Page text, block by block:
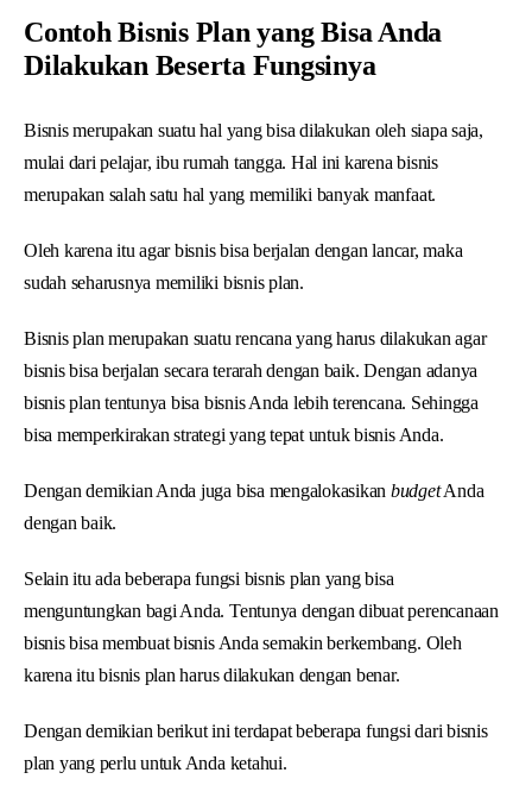
Contoh Bisnis Plan yang Bisa Anda
Dilakukan Beserta Fungsinya
Bisnis merupakan suatu hal yang bisa dilakukan oleh siapa saja,
mulai dari pelajar, ibu rumah tangga. Hal ini karena bisnis
merupakan salah satu hal yang memiliki banyak manfaat.
Oleh karena itu agar bisnis bisa berjalan dengan lancar, maka
sudah seharusnya memiliki bisnis plan.
Bisnis plan merupakan suatu rencana yang harus dilakukan agar
bisnis bisa berjalan secara terarah dengan baik. Dengan adanya
bisnis plan tentunya bisa bisnis Anda lebih terencana. Sehingga
bisa memperkirakan strategi yang tepat untuk bisnis Anda.
Dengan demikian Anda juga bisa mengalokasikan budgetAnda
dengan baik.
Selain itu ada beberapa fungsi bisnis plan yang bisa
menguntungkan bagi Anda. Tentunya dengan dibuat perencanaan
bisnis bisa membuat bisnis Anda semakin berkembang. Oleh
karena itu bisnis plan harus dilakukan dengan benar.
Dengan demikian berikut ini terdapat beberapa fungsi dari bisnis
plan yang perlu untuk Anda ketahui.